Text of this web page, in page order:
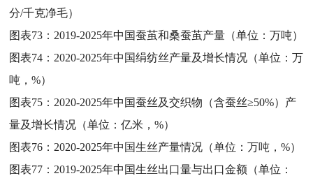
分/千克净毛）
图表73： 2019-2025年中国蚕茧和桑蚕茧产量（单位：万吨）
图表74： 2020-2025年中国绢纺丝产量及增长情况（单位：万
吨，%）
图表75： 2020-2025年中国蚕丝及交织物（含蚕丝≥50%）产
量及增长情况（单位：亿米，%）
图表76： 2020-2025年中国生丝产量情况（单位：万吨，%）
图表77： 2019-2025年中国生丝出口量与出口金额（单位：